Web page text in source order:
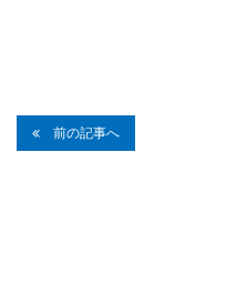
前の記事へ